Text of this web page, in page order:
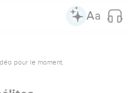
pour le moment.